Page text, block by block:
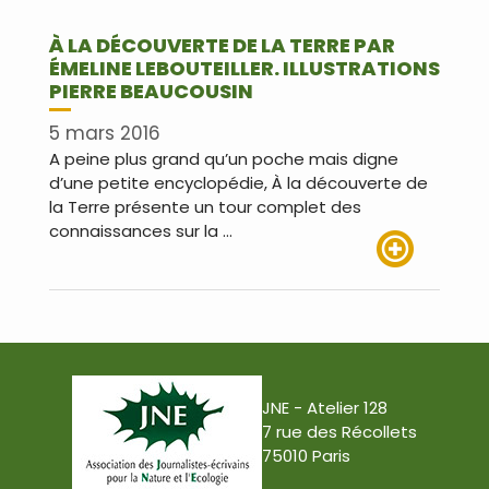
À LA DÉCOUVERTE DE LA TERRE PAR
ÉMELINE LEBOUTEILLER. ILLUSTRATIONS
PIERRE BEAUCOUSIN
5 mars 2016
A peine plus grand qu’un poche mais digne
d’une petite encyclopédie, À la découverte de
la Terre présente un tour complet des
connaissances sur la …
JNE - Atelier 128
7 rue des Récollets
75010 Paris